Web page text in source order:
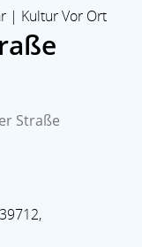
| Kultur Vor Ort
Straße